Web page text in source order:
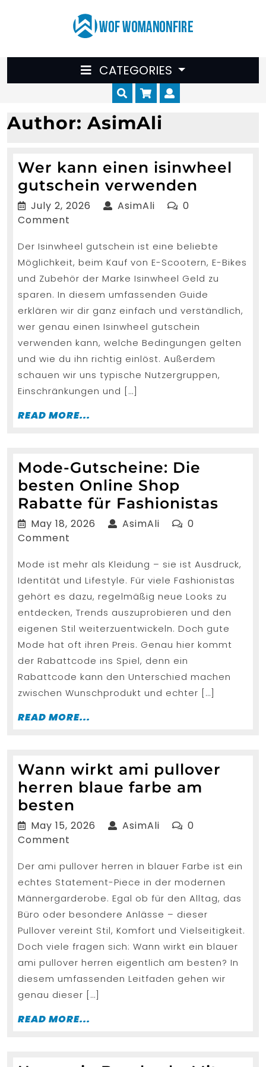
CATEGORIES
Cart
Author: AsimAli
Wer kann einen isinwheel
gutschein verwenden
July 2, 2026 July AsimAli AsimAli
0
Comment
Der Isinwheel gutschein ist eine beliebte
Möglichkeit, beim Kauf von E-Scootern, E-Bikes
und Zubehör der Marke Isinwheel Geld zu
sparen. In diesem umfassenden Guide
erklären wir dir ganz einfach und verständlich,
wer genau einen Isinwheel gutschein
verwenden kann, welche Bedingungen gelten
und wie du ihn richtig einlöst. Außerdem
schauen wir uns typische Nutzergruppen,
Einschränkungen und […]
READ MORE...
Mode-Gutscheine: Die
besten Online Shop
Rabatte für Fashionistas
Shop
für
May 18, 2026 May AsimAli AsimAli
0
Comment
Mode ist mehr als Kleidung – sie ist Ausdruck,
Identität und Lifestyle. Für viele Fashionistas
gehört es dazu, regelmäßig neue Looks zu
entdecken, Trends auszuprobieren und den
eigenen Stil weiterzuentwickeln. Doch gute
Mode hat oft ihren Preis. Genau hier kommt
der Rabattcode ins Spiel, denn ein
Rabattcode kann den Unterschied machen
zwischen Wunschprodukt und echter […]
READ MORE...
Wann wirkt ami pullover
herren blaue farbe am
besten
wirkt
pullover
herren
blaue
farbe
am
besten
May 15, 2026 May AsimAli AsimAli
0
Comment
Der ami pullover herren in blauer Farbe ist ein
echtes Statement-Piece in der modernen
Männergarderobe. Egal ob für den Alltag, das
Büro oder besondere Anlässe – dieser
Pullover vereint Stil, Komfort und Vielseitigkeit.
Doch viele fragen sich: Wann wirkt ein blauer
ami pullover herren eigentlich am besten? In
diesem umfassenden Leitfaden gehen wir
genau dieser […]
READ MORE...